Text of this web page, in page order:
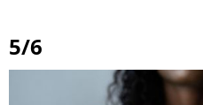
5/6